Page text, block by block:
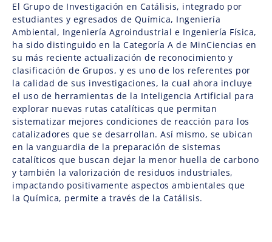
El Grupo de Investigación en Catálisis, integrado por
estudiantes y egresados de Química, Ingeniería
Ambiental, Ingeniería Agroindustrial e Ingeniería Física,
ha sido distinguido en la Categoría A de MinCiencias en
su más reciente actualización de reconocimiento y
clasificación de Grupos, y es uno de los referentes por
la calidad de sus investigaciones, la cual ahora incluye
el uso de herramientas de la Inteligencia Artificial para
explorar nuevas rutas catalíticas que permitan
sistematizar mejores condiciones de reacción para los
catalizadores que se desarrollan. Así mismo, se ubican
en la vanguardia de la preparación de sistemas
catalíticos que buscan dejar la menor huella de carbono
y también la valorización de residuos industriales,
impactando positivamente aspectos ambientales que
la Química, permite a través de la Catálisis.